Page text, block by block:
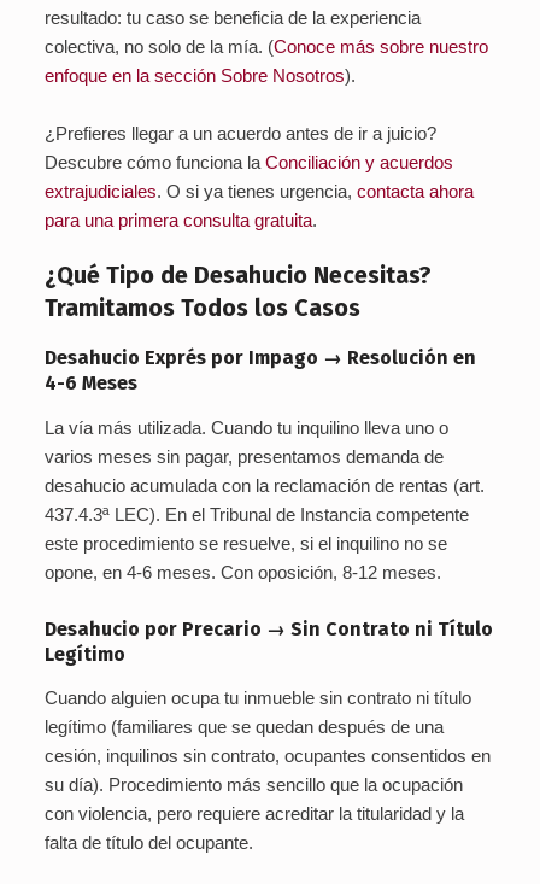
resultado: tu caso se beneficia de la experiencia
colectiva, no solo de la mía. (Conoce más sobre nuestro
enfoque en la sección Sobre Nosotros).
¿Prefieres llegar a un acuerdo antes de ir a juicio?
Descubre cómo funciona la Conciliación y acuerdos
extrajudiciales. O si ya tienes urgencia, contacta ahora
para una primera consulta gratuita.
¿Qué Tipo de Desahucio Necesitas?
Tramitamos Todos los Casos
Desahucio Exprés por Impago → Resolución en
4-6 Meses
La vía más utilizada. Cuando tu inquilino lleva uno o
varios meses sin pagar, presentamos demanda de
desahucio acumulada con la reclamación de rentas (art.
437.4.3ª LEC). En el Tribunal de Instancia competente
este procedimiento se resuelve, si el inquilino no se
opone, en 4-6 meses. Con oposición, 8-12 meses.
Desahucio por Precario → Sin Contrato ni Título
Legítimo
Cuando alguien ocupa tu inmueble sin contrato ni título
legítimo (familiares que se quedan después de una
cesión, inquilinos sin contrato, ocupantes consentidos en
su día). Procedimiento más sencillo que la ocupación
con violencia, pero requiere acreditar la titularidad y la
falta de título del ocupante.